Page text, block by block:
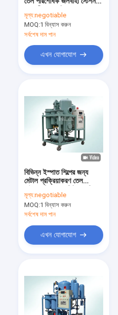
মূল্য:negotiable
MOQ:1 বিন্যাস করুন
সর্বশেষ দাম পান
এখন যোগাযোগ
বিভিন্ন ইস্পাত শিল্পের জন্য
মেটাল প্রক্রিয়াকরণ তেল
মূল্য:negotiable
MOQ:1 বিন্যাস করুন
সর্বশেষ দাম পান
এখন যোগাযোগ